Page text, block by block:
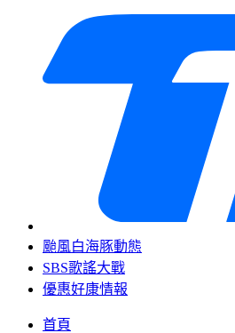
颱風白海豚動態
SBS歌謠大戰
優惠好康情報
首頁